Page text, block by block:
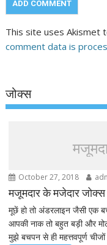
This site uses Akismet
comment data is
जोक्स
October 27, 2018
मजूमदार के मजेदार जोक्स
मूछें हो तो अंडरलाइन जैसी एक
आपकी नाक तो बहुत बड़ी और
मुझे बचपन से ही महत्तवपूर्ण